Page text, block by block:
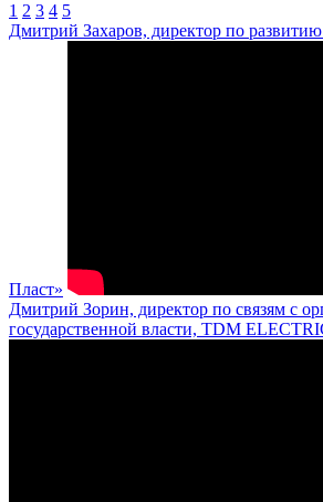
1 2 3 4 5
Дмитрий Захаров, директор по
Пласт»
Дмитрий Зорин, директор по связям с
государственной власти, TDM